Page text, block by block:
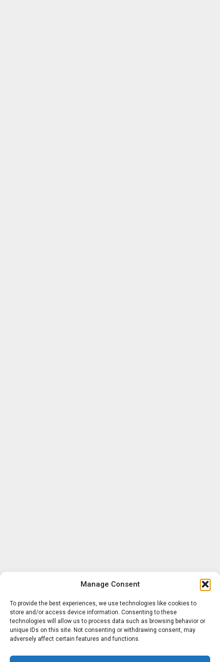
Manage Consent
To provide the best experiences, we use technologies like cookies to
store and/or access device information. Consenting to these
technologies will allow us to process data such as browsing behavior or
unique IDs on this site. Not consenting or withdrawing consent, may
adversely affect certain features and functions.